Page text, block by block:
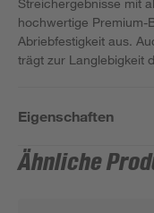
Streichergebnisse mit
hochwertige Premium-
Abriebfestigkeit aus.
trägt zur Langlebigkeit
Eigenschaften
Ähnliche